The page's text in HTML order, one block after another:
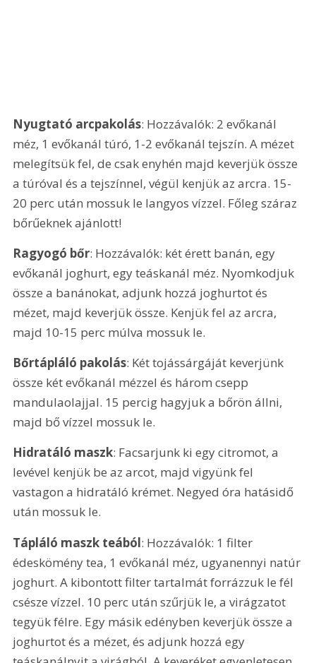
Nyugtató arcpakolás: Hozzávalók: 2 evőkanál
méz, 1 evőkanál túró, 1-2 evőkanál tejszín. A mézet
melegítsük fel, de csak enyhén majd keverjük össze
a túróval és a tejszínnel, végül kenjük az arcra. 15-
20 perc után mossuk le langyos vízzel. Főleg száraz
bőrűeknek ajánlott!
Ragyogó bőr: Hozzávalók: két érett banán, egy
evőkanál joghurt, egy teáskanál méz. Nyomkodjuk
össze a banánokat, adjunk hozzá joghurtot és
mézet, majd keverjük össze. Kenjük fel az arcra,
majd 10-15 perc múlva mossuk le.
Bőrtápláló pakolás: Két tojássárgáját keverjünk
össze két evőkanál mézzel és három csepp
mandulaolajjal. 15 percig hagyjuk a bőrön állni,
majd bő vízzel mossuk le.
Hidratáló maszk: Facsarjunk ki egy citromot, a
levével kenjük be az arcot, majd vigyünk fel
vastagon a hidratáló krémet. Negyed óra hatásidő
után mossuk le.
Tápláló maszk teából: Hozzávalók: 1 filter
édeskömény tea, 1 evőkanál méz, ugyanennyi natúr
joghurt. A kibontott filter tartalmát forrázzuk le fél
csésze vízzel. 10 perc után szűrjük le, a virágzatot
tegyük félre. Egy másik edényben keverjük össze a
joghurtot és a mézet, és adjunk hozzá egy